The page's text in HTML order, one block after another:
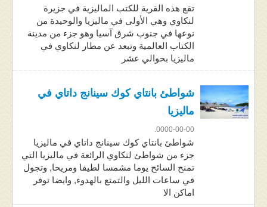
تقع هذه القرية للكتب الماليزية في جزيرة
لنكاوي وهي الأولى في ماليزيا والوحيدة من
نوعها في جنوب شرق آسيا وهو جزء من مدينة
الكتاب العالمية وتبعد عن مطار لنكاوي في
ماليزيا بحوالي عشر
شواطئ بانتاي كوك سينانج داتاي في
ماليزيا
0000-00-00.
شواطئ بانتاي كوك سينانج داتاي في ماليزيا
جزء من شواطئ لنكاوي الرائعة في ماليزيا التي
تمنح السائح يوما مشمسا لطيفا ومريحا, وتجول
في ساعات الليل والتمتع بالهدوء, وايضا توفر
اماكن الا